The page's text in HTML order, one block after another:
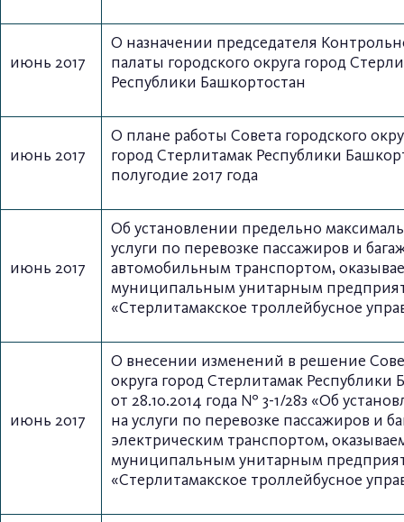
июнь 2017
О назначении председателя
палаты городского округа город
Республики Башкортостан
июнь 2017
О плане работы Совета городского
городСтерлитамак Республики
полугодие 2017 года
июнь 2017
Об установлении предельно
услуги по перевозке пассажиров и
автомобильным транспортом,
муниципальным унитарным
«Стерлитамакское троллейбусное
июнь 2017
О внесении изменений в решение
округа город Стерлитамак Республики
от 28.10.2014 года № 3-1/28з «Об
на услуги по перевозке пассажиров и
электрическим транспортом,
муниципальным унитарным
«Стерлитамакское троллейбусное